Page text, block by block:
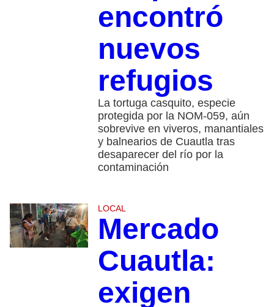
encontró
nuevos
refugios
La tortuga casquito, especie
protegida por la NOM-059, aún
sobrevive en viveros, manantiales
y balnearios de Cuautla tras
desaparecer del río por la
contaminación
LOCAL
Mercado
Cuautla:
exigen